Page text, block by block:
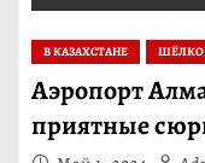
В КАЗАХСТАНЕ
Аэропорт
приятные